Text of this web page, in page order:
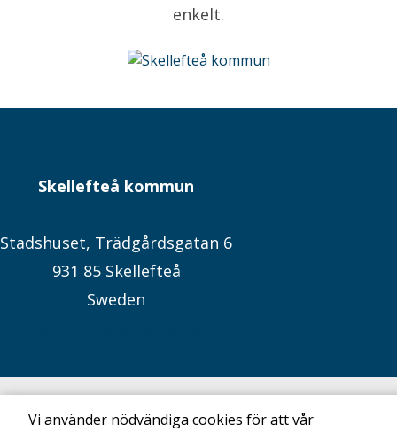
Vi använder nödvändiga cookies för att vår
enkelt.
Skellefteå kommun
Stadshuset, Trädgårdsgatan 6
931 85 Skellefteå
Sweden